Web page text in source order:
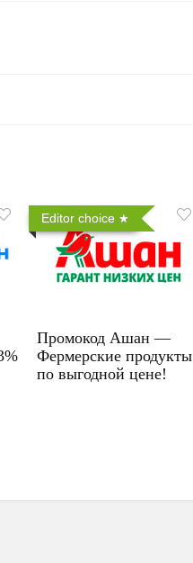
Editor choice
Промокод Ашан —
Фермерские продукты
по выгодной цене!